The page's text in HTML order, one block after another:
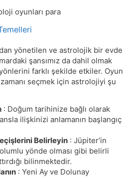
yönetilen ve astrolojik bir evde
şansımız da dahil olmak
farklı şekilde etkiler. Oyun
seçmek için astrolojiyi şu
: Doğum tarihinize bağlı olarak
ilişkinizi anlamanın başlangıç
Belirleyin : Jüpiter’in
yönde olması gibi belirli
bilinmektedir.
: Yeni Ay ve Dolunay